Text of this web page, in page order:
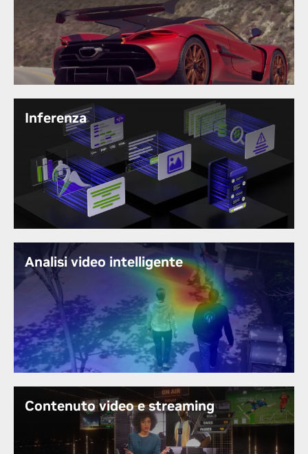
Crea immagini 3D impressionanti con RTX 4000
SFF. Sfrutta la potenza dei più recenti core CUDA e
RT Cores per guidare il design in tempo reale, la
geometria intricata e le texture realistiche. Potenzia
il tuo genio artistico e immergiti nella creazione di
Inferenza
L'IA generativaaiuta i professionisti a essere più
produttivi e a creare esperienze più coinvolgenti in
tutti i settori. RTX 4000 SFF accelera i carichi di
lavoro di IA ad alta intensità di calcolo, offrendo
prestazioni di inferenza 1,8 volte superiori rispetto
generazione di immagini, video e risorse 3D di alta
qualità.
Analisi video intelligente
L'analisi video intelligente è un'applicazione
complessa per l'edge computing. La RTX 4000 SFF
Ada Generation può essere utilizzata per l'analisi
video in tempo reale in ambienti edge, come ad
esempio nelle città intelligenti o nei contesti di
Contenuto video e streaming
Sperimenta una nuova era di creazione e streaming